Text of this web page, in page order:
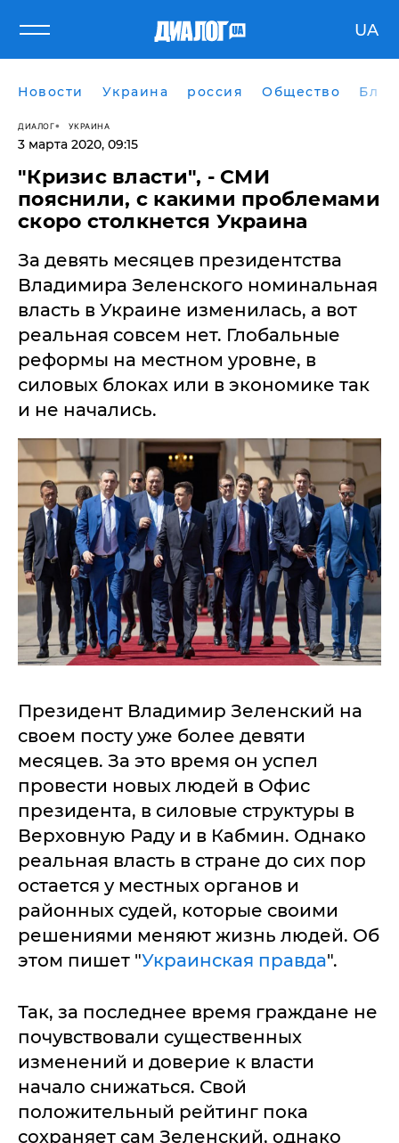
UA
Новости Украина россия Общество
ДИАЛОГ УКРАИНА
3 марта 2020, 09:15
"Кризис власти", - СМИ
пояснили, с какими проблемами
скоро столкнется Украина
За девять месяцев президентства
Владимира Зеленского номинальная
власть в Украине изменилась, а вот
реальная совсем нет. Глобальные
реформы на местном уровне, в
силовых блоках или в экономике так
и не начались.
Президент Владимир Зеленский на
своем посту уже более девяти
месяцев. За это время он успел
провести новых людей в Офис
президента, в силовые структуры в
Верховную Раду и в Кабмин. Однако
реальная власть в стране до сих пор
остается у местных органов и
районных судей, которые своими
решениями меняют жизнь людей. Об
этом пишет "Украинская правда".
Так, за последнее время граждане не
почувствовали существенных
изменений и доверие к власти
начало снижаться. Свой
положительный рейтинг пока
сохраняет сам Зеленский, однако